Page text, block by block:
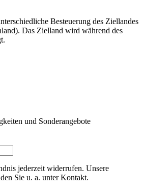
Besteuerung des Ziellandes
Das Zielland wird während des
und Sonderangebote
jederzeit widerrufen. Unsere
Sie u. a. unter Kontakt.